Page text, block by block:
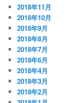
2018年11月
2018年10月
2018年9月
2018年8月
2018年7月
2018年6月
2018年4月
2018年3月
2018年2月